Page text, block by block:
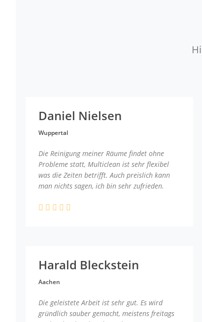
Daniel Nielsen
Wuppertal
Die Reinigung meiner Räume findet ohne
Probleme statt, Multiclean ist sehr flexibel
was die Zeiten betrifft. Auch preislich kann
man nichts sagen, ich bin sehr zufrieden.
Harald Bleckstein
Aachen
Die geleistete Arbeit ist sehr gut. Es wird
gründlich sauber gemacht, meistens freitags